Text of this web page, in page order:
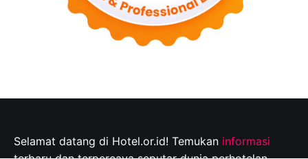
Selamat datang di Hotel.or.id! Temukan informasi